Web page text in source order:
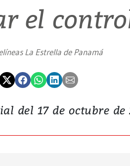
el
La Estrella de Panamá
del 17 de octubre de